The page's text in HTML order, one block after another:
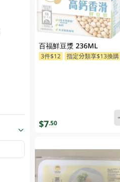
百福鮮豆漿 236ML
3件$12 指定分類享$13換購
$7.50